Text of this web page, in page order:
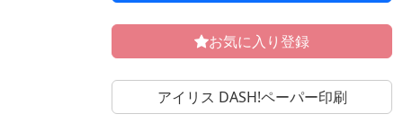
お気に入り登録
アイリス DASH!ペーパー印刷